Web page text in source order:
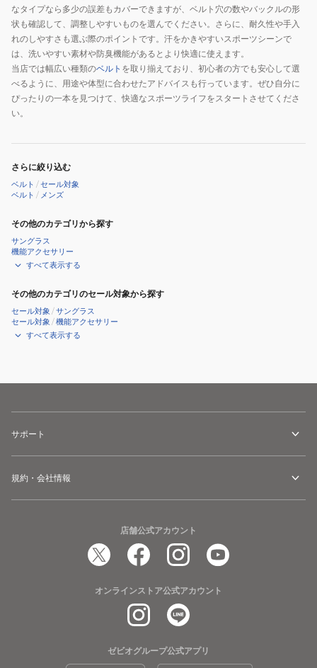
なタイプなら多少の誤差もカバーできますが、ベルト穴の数やバックルの形
状も確認して、調整しやすいものを選んでください。さらに、耐久性や手入
れのしやすさも選ぶ際のポイントです。汗をかきやすいスポーツシーンで
は、洗いやすい素材や防臭機能があるとより快適に使えます。
当店では幅広い種類のベルト を取り揃えており、初心者の方でも安心して選
べるように、用途や体型に合わせたアドバイスも行っています。ぜひ自分に
ぴったりの一本を見つけて、快適なスポーツライフをスタートさせてくださ
い。
さらに絞り込む
ベルト /セール対象
ベルト / メンズ
その他のカテゴリから探す
サングラス
機能アクセサリー
すべて表示する
その他のカテゴリのセール対象から探す
セール対象 /サングラス
セール対象 /機能アクセサリー
すべて表示する
サポート
規約・会社情報
店舗公式アカウント
オンラインストア公式アカウント
ゼビオグループ公式アプリ